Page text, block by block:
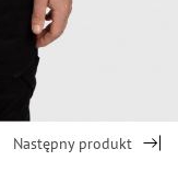
Następny produkt